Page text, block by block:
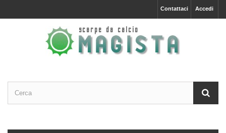
Accedi
Contattaci